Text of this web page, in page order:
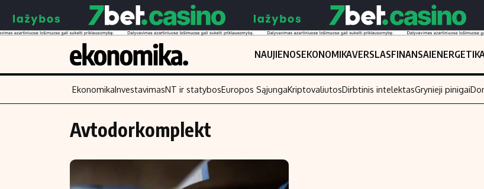
NAUJIENOSEKONOMIKAVERSLASFINANSAI
Turinys
Naujienos
Skaitykite
Finansai
Įmonės
EkonomikaInvestavimasNT ir statybosEuropos SąjungaKriptovaliutosDirbtinis intelektasGrynieji pinigai
Avtodorkomplekt